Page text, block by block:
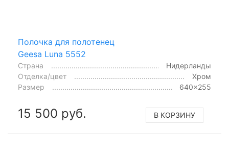
Полочка для полотенец
Geesa Luna 5552
Страна
Нидерланды
Отделка/цвет
Хром
Размер
640x255
15 500 руб. В КОРЗИНУ